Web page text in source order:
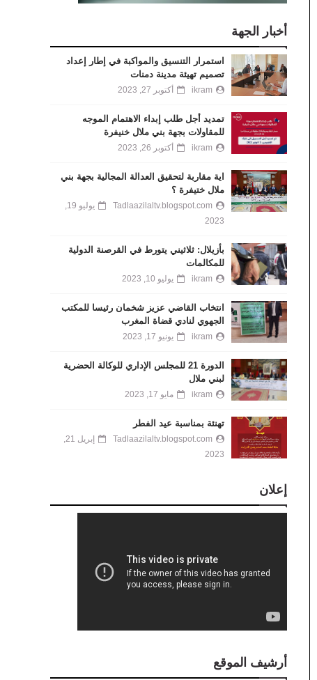
أخبار الجهة
استمرار التنسيق والمواكبة في إطار إعداد
تصميم تهيئة مدينة دمنات
ikram أكتوبر 27, 2023
تمديد أجل طلب إبداء الاهتمام الموجه
للمقاولات بجهة بني ملال خنيفرة
ikram أكتوبر 26, 2023
اية مقاربة لتحقيق العدالة المجالية بجهة بني
ملال ختيفرة ؟
Tadlaazilaltv.blogspot.com
يوليو 19,
2023
بأزيلال: ثلاثيني يتورط في القرصنة الدولية
للمكالمات
ikram يوليو 10, 2023
انتخاب القاضي عزيز شخمان رئيسا للمكتب
الجهوي لنادي قضاة المغرب
ikram يونيو 17, 2023
الدورة 21 للمجلس الإداري للوكالة الحضرية
لبني ملال
ikram مايو 17, 2023
تهنئة بمناسبة عيد الفطر
Tadlaazilaltv.blogspot.com
إبريل 21,
2023
إعلان
أرشيف الموقع